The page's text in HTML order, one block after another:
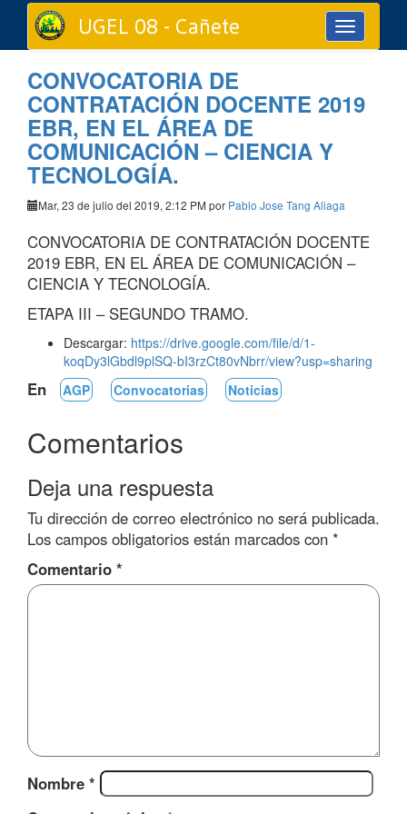
Toggle
navigation
UGEL 08 - Cañete
CONVOCATORIA DE
CONTRATACIÓN DOCENTE 2019
EBR, EN EL ÁREA DE
COMUNICACIÓN – CIENCIA Y
TECNOLOGÍA.
Mar, 23 de julio del 2019, 2:12 PM por Pablo Jose Tang Aliaga
CONVOCATORIA DE CONTRATACIÓN DOCENTE
2019 EBR, EN EL ÁREA DE COMUNICACIÓN –
CIENCIA Y TECNOLOGÍA.
ETAPA III – SEGUNDO TRAMO.
Descargar: https://drive.google.com/file/d/1-
koqDy3lGbdl9plSQ-bI3rzCt80vNbrr/view?usp=sharing
En AGP Convocatorias Noticias
Comentarios
Deja una respuesta
Tu dirección de correo electrónico no será publicada.
Los campos obligatorios están marcados con *
Comentario *
Nombre *